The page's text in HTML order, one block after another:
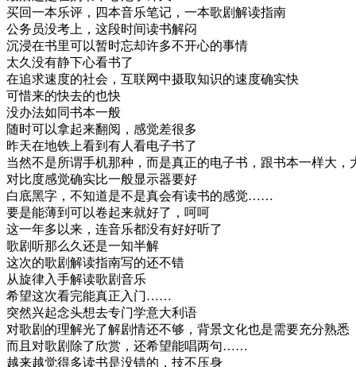
买回一本乐评，四本音乐笔记，一本歌剧解读指南
公务员没考上，这段时间读书解闷
沉浸在书里可以暂时忘却许多不开心的事情
太久没有静下心看书了
在追求速度的社会，互联网中摄取知识的速度确实快
可惜来的快去的也快
没办法如同书本一般
随时可以拿起来翻阅，感觉差很多
昨天在地铁上看到有人看电子书了
当然不是所谓手机那种，而是真正的电子书，跟书本一样大，
对比度感觉确实比一般显示器要好
白底黑字，不知道是不是真会有读书的感觉……
要是能薄到可以卷起来就好了，呵呵
这一年多以来，连音乐都没有好好听了
歌剧听那么久还是一知半解
这次的歌剧解读指南写的还不错
从旋律入手解读歌剧音乐
希望这次看完能真正入门……
突然兴起念头想去专门学意大利语
对歌剧的理解光了解剧情还不够，背景文化也是需要充分熟悉
而且对歌剧除了欣赏，还希望能唱两句……
越来越觉得多读书是没错的，技不压身